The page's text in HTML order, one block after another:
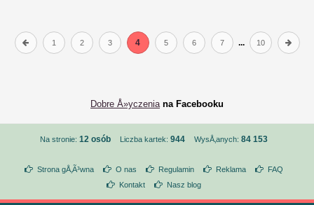
1 2 3 4 5 6 7 ... 10
Dobre Å»yczeniana Facebooku
Na stronie: 12 osób Liczba kartek: 944 WysÅ‚anych: 84 153
Strona gÅ‚Ã³wna O nas Regulamin Reklama
FAQ
Kontakt
Nasz blog